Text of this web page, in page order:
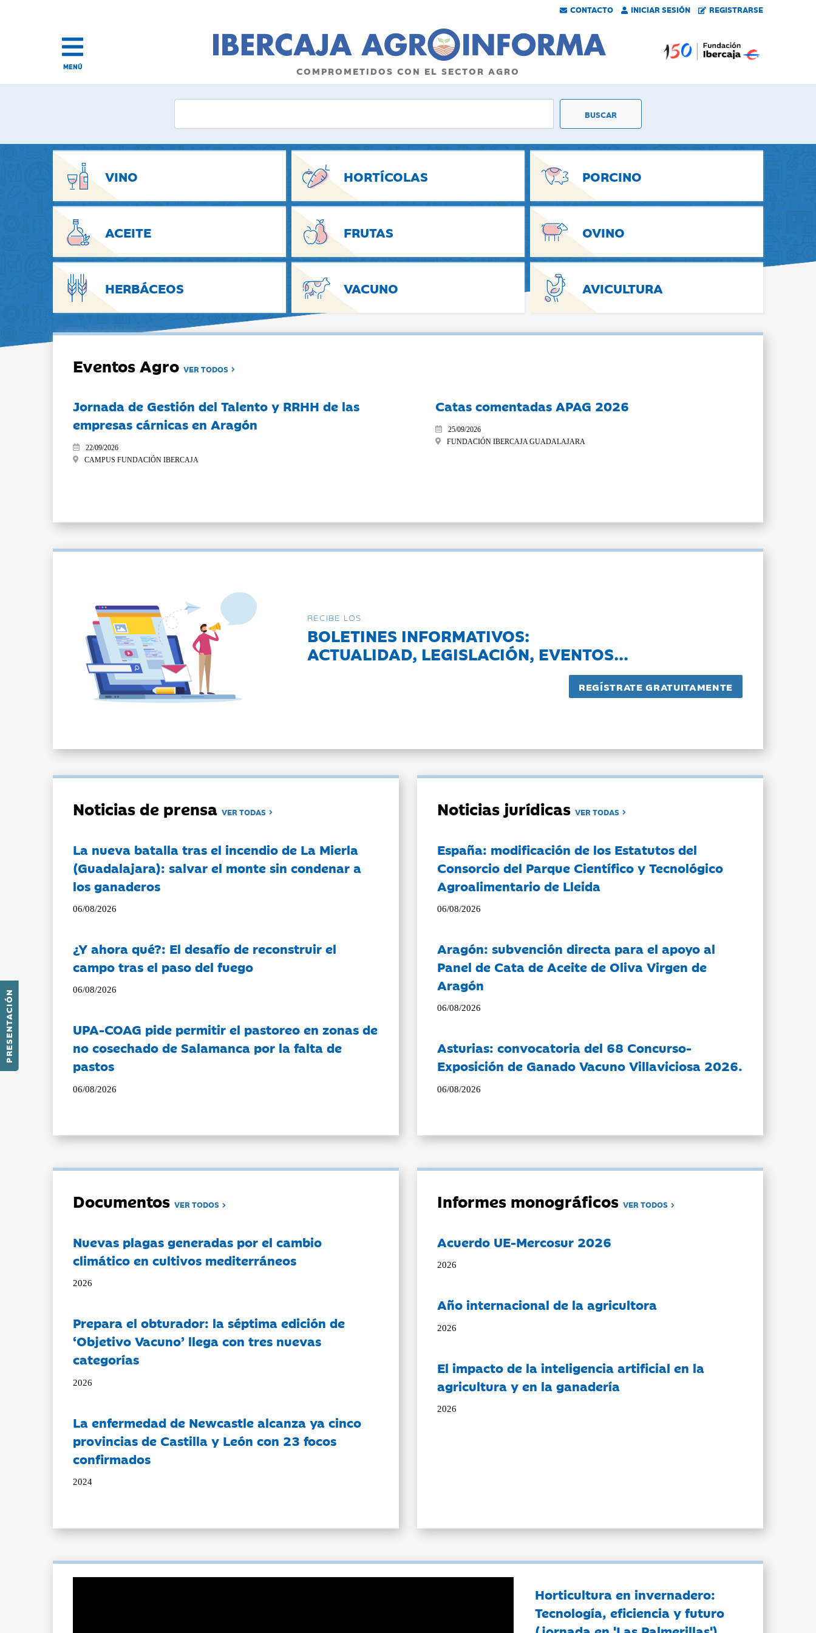
CONTACTO INICIAR SESIÓN REGISTRARSE
PRESENTACIÓN
MENÚ COMPROMETIDOS CON EL SECTOR AGRO
VINO HORTÍCOLAS PORCINO
ACEITE FRUTAS OVINO
HERBÁCEOS VACUNO AVICULTURA
Eventos AgroVER TODOS
Jornada de Gestión del Talento y RRHH de las
empresas cárnicas en Aragón
22/09/2026
CAMPUS FUNDACIÓN IBERCAJA
Catas comentadas APAG 2026
25/09/2026
FUNDACIÓN IBERCAJA GUADALAJARA
RECIBE LOS
BOLETINES INFORMATIVOS:
ACTUALIDAD, LEGISLACIÓN, EVENTOS...
Noticias de prensaVER TODAS
La nueva batalla tras el incendio de La Mierla
(Guadalajara): salvar el monte sin condenar a
los ganaderos
06/08/2026
¿Y ahora qué?: El desafío de reconstruir el
campo tras el paso del fuego
06/08/2026
UPA-COAG pide permitir el pastoreo en zonas de
no cosechado de Salamanca por la falta de
pastos
06/08/2026
Noticias jurídicasVER TODAS
España: modificación de los Estatutos del
Consorcio del Parque Científico y Tecnológico
Agroalimentario de Lleida
06/08/2026
Aragón: subvención directa para el apoyo al
Panel de Cata de Aceite de Oliva Virgen de
Aragón
06/08/2026
Asturias: convocatoria del 68 Concurso-
Exposición de Ganado Vacuno Villaviciosa 2026.
06/08/2026
DocumentosVER TODOS
Nuevas plagas generadas por el cambio
climático en cultivos mediterráneos
2026
Prepara el obturador: la séptima edición de
‘Objetivo Vacuno’ llega con tres nuevas
categorías
2026
La enfermedad de Newcastle alcanza ya cinco
provincias de Castilla y León con 23 focos
confirmados
2024
Informes monográficosVER TODOS
Acuerdo UE-Mercosur 2026
2026
Año internacional de la agricultora
2026
El impacto de la inteligencia artificial en la
agricultura y en la ganadería
2026
Horticultura en invernadero:
Tecnología, eficiencia y futuro